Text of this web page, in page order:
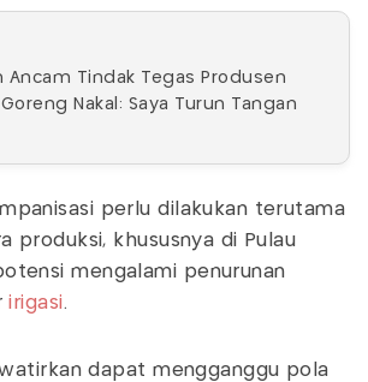
Ancam Tindak Tegas Produsen
Nakal: Saya Turun Tangan
perlu dilakukan terutama
produksi, khususnya di Pulau
mengalami penurunan
irigasi.
dapat mengganggu pola